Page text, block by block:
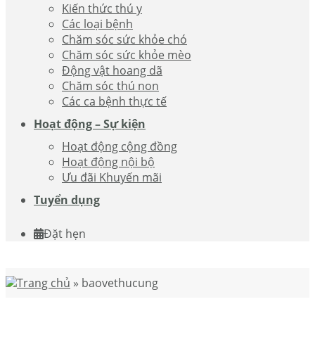
Kiến thức thú y
Các loại bệnh
Chăm sóc sức khỏe chó
Chăm sóc sức khỏe mèo
Động vật hoang dã
Chăm sóc thú non
Các ca bệnh thực tế
Hoạt động – Sự kiện
Hoạt động cộng đồng
Hoạt động nội bộ
Ưu đãi Khuyến mãi
Tuyển dụng
Đặt hẹn
Trang chủ » baovethucung